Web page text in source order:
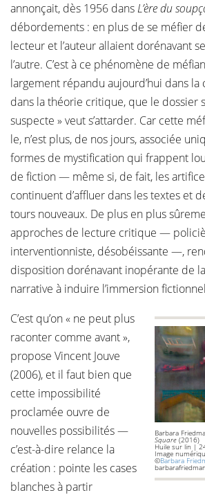
annonçait, dès 1956 dansL’ère du
débordements : en plus de se méfier
lecteur et l’auteur allaient dorénavant
l’autre. C’est à ce phénomène de
largement répandu aujourd’hui dans
dans la théorie critique, que le dossier
suspecte » veut s’attarder. Car cette
le, n’est plus, de nos jours, associée
formes de mystification qui frappent
de fiction — même si, de fait, les
continuent d’affluer dans les textes et
tours nouveaux. De plus en plus
approches de lecture critique —
interventionniste, désobéissante —,
disposition dorénavant inopérante de
narrative à induire l’immersion
Barbara
Square (2016)
Huile sur lin |
Image
©Barbara
C’est qu’on « ne peut plus
raconter comme avant »,
propose Vincent Jouve
(2006), et il faut bien que
cette impossibilité
proclamée ouvre de
nouvelles possibilités —
c’est-à-dire relance la
création : pointe les cases
blanches à partir